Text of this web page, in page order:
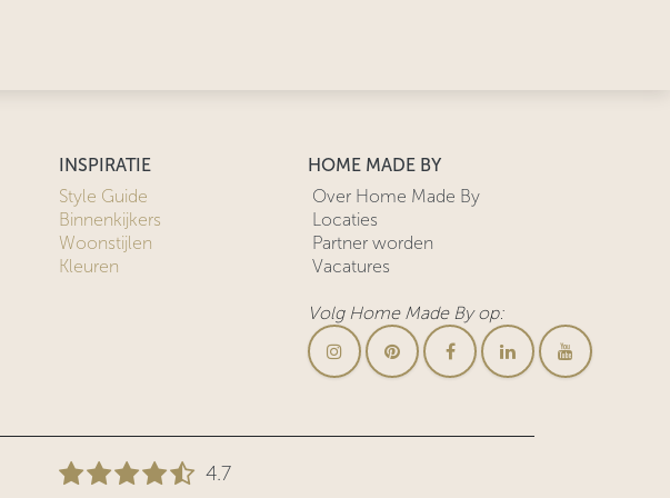
INSPIRATIE
Style Guide
Binnenkijkers
Woonstijlen
Kleuren
HOME MADE BY
Over Home Made By
Locaties
Partner worden
Vacatures
Volg Home Made By op:
4.7